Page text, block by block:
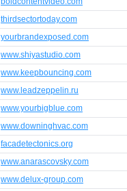
thirdsectortoday.com
yourbrandexposed.com
www.shiyastudio.com
www.keepbouncing.com
www.leadzeppelin.ru
www.yourbigblue.com
www.downinghvac.com
facadetectonics.org
www.anarascovsky.com
www.delux-group.com